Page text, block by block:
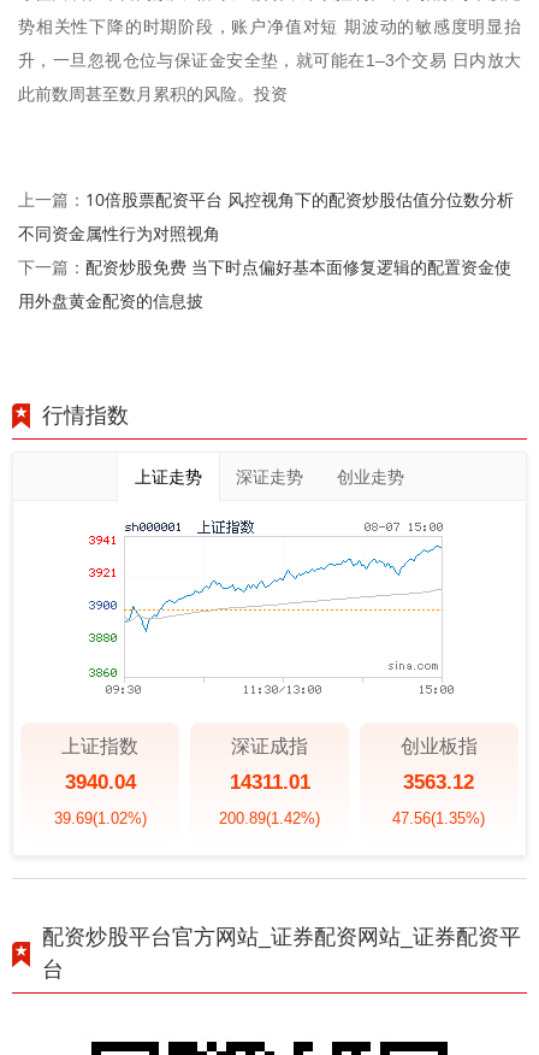
势相关性下降的时期阶段，账户净值对短 期波动的敏感度明显抬
升，一旦忽视仓位与保证金安全垫，就可能在1–3个交易 日内放大
此前数周甚至数月累积的风险。投资
上一篇： 10倍股票配资平台 风控视角下的配资炒股估值分位数分析
不同资金属性行为对照视角
下一篇： 配资炒股免费 当下时点偏好基本面修复逻辑的配置资金使
用外盘黄金配资的信息披
行情指数
上证走势 深证走势 创业走势
上证指数
3940.04
39.69(1.02%)
深证成指
14311.01
200.89(1.42%)
创业板指
3563.12
47.56(1.35%)
配资炒股平台官方网站_证券配资网站_证券配资平
台